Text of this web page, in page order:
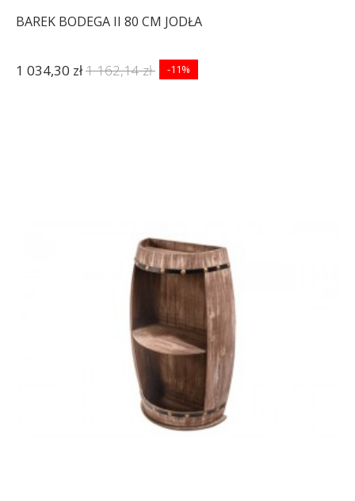
BAREK BODEGA II 80 CM JODŁA
1 034,30 zł1 162,14 zł -11%